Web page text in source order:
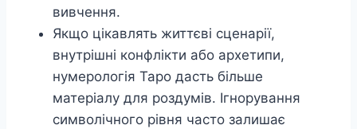
вивчення.
Якщо цікавлять життєві сценарії,
внутрішні конфлікти або архетипи,
нумерологія Таро дасть більше
матеріалу для роздумів. Ігнорування
символічного рівня часто залишає